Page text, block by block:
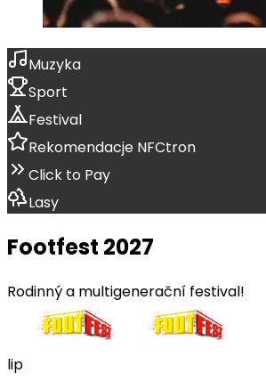
Muzyka
Sport
Festival
Rekomendacje NFCtron
Click to Pay
Lasy
Footfest 2027
Rodinný a multigenerační festival!
lip